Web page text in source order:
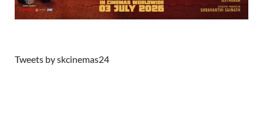
Tweets by skcinemas24